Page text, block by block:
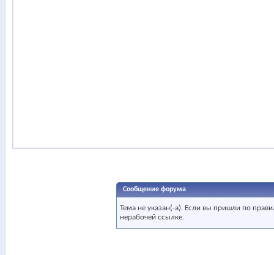
Сообщение форума
Тема не указан(-а). Если вы пришли по
нерабочей ссылке.